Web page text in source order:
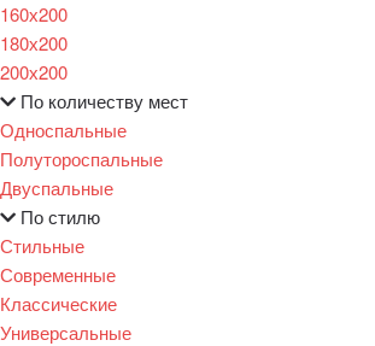
160х200
180х200
200х200
По количеству мест
Односпальные
Полутороспальные
Двуспальные
По стилю
Стильные
Современные
Классические
Универсальные